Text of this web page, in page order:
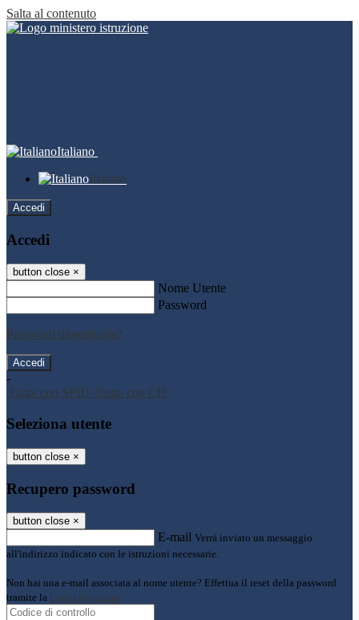
Salta al contenuto
Italiano
Italiano
Accedi
Accedi
button close ×
Nome Utente
Password
Password dimenticata?
-
Entra con SPID Entra con CIE
Seleziona utente
button close ×
Recupero password
button close ×
E-mail Verrà inviato un messaggio
all'indirizzo indicato con le istruzioni necessarie.
Non hai una e-mail associata al nome utente? Effettua il reset della password
tramite la Login Spaggiari